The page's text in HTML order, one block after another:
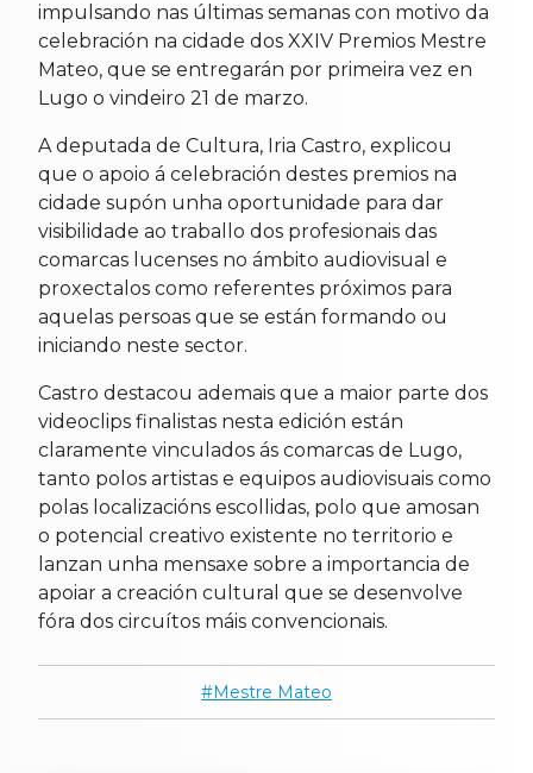
impulsando nas últimas semanas con motivo da
celebración na cidade dos XXIV Premios Mestre
Mateo, que se entregarán por primeira vez en
Lugo o vindeiro 21 de marzo.
A deputada de Cultura, Iria Castro, explicou
que o apoio á celebración destes premios na
cidade supón unha oportunidade para dar
visibilidade ao traballo dos profesionais das
comarcas lucenses no ámbito audiovisual e
proxectalos como referentes próximos para
aquelas persoas que se están formando ou
iniciando neste sector.
Castro destacou ademais que a maior parte dos
videoclips finalistas nesta edición están
claramente vinculados ás comarcas de Lugo,
tanto polos artistas e equipos audiovisuais como
polas localizacións escollidas, polo que amosan
o potencial creativo existente no territorio e
lanzan unha mensaxe sobre a importancia de
apoiar a creación cultural que se desenvolve
fóra dos circuítos máis convencionais.
Mestre Mateo